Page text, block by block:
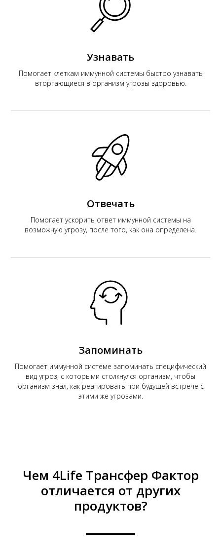
Узнавать
Помогает клеткам иммунной системы быстро узнавать
вторгающиеся в организм угрозы здоровью.
Отвечать
Помогает ускорить ответ иммунной системы на
возможную угрозу, после того, как она определена.
Запоминать
Помогает иммунной системе запоминать специфический
вид угроз, с которыми столкнулся организм, чтобы
организм знал, как реагировать при будущей встрече с
этими же угрозами.
Чем 4Life Трансфер Фактор
отличается от других
продуктов?